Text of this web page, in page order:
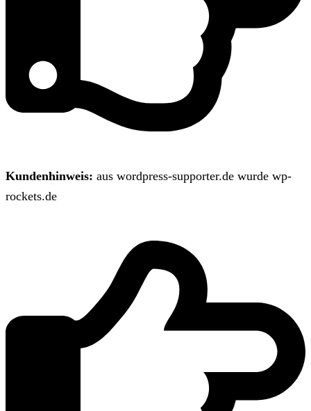
Kundenhinweis: aus wordpress-supporter.de wurde wp-
rockets.de